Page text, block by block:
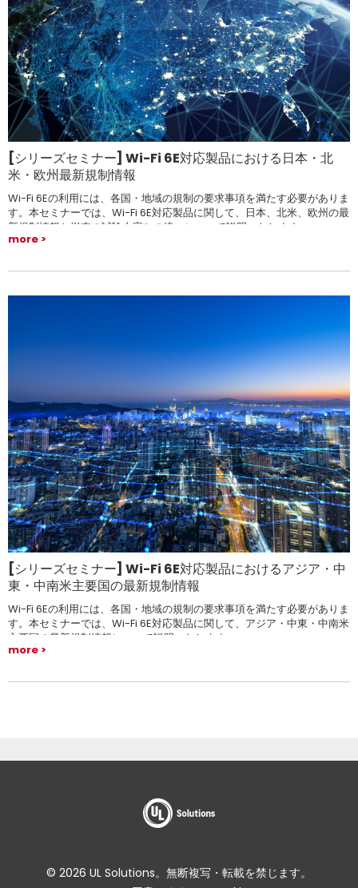
[シリーズセミナー] Wi-Fi 6E対応製品における日本・北
米・欧州最新規制情報
Wi-Fi 6Eの利用には、各国・地域の規制の要求事項を満たす必要がありま
す。本セミナーでは、Wi-Fi 6E対応製品に関して、日本、北米、欧州の最
新規制情報と従来の試験内容との違いについて説明いたします。
more
[シリーズセミナー] Wi-Fi 6E対応製品におけるアジア・中
東・中南米主要国の最新規制情報
Wi-Fi 6Eの利用には、各国・地域の規制の要求事項を満たす必要がありま
す。本セミナーでは、Wi-Fi 6E対応製品に関して、アジア・中東・中南米
主要国の最新規制情報について説明いたします。
more
© 2026 UL Solutions。無断複写・転載を禁じます。